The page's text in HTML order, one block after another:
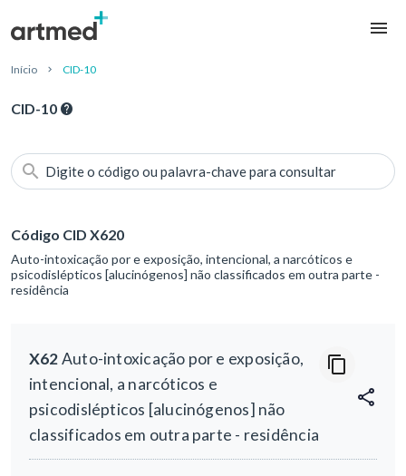
Início CID-10
CID-10
Digite o código ou palavra-chave para consultar
Código CID X620
Auto-intoxicação por e exposição, intencional, a narcóticos e
psicodislépticos [alucinógenos] não classificados em outra parte -
residência
X62Auto-intoxicação por e exposição,
intencional, a narcóticos e
psicodislépticos [alucinógenos] não
classificados em outra parte - residência